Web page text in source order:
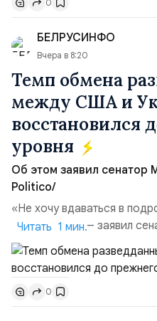
транзакций, которые
объёма всего
поглощений. Крупнейшей ...
0
БЕЛРУСИНФО
Вчера в 8:20
Темп обмена
между США и
восстановился
уровня
Об этом заявил сенатор
Politico/
«Не хочу вдаваться в
улучшилась», — заявил
высокопоставленный член
добавив, что
ракет большой дальности
удары вглубь российской
позиции.Сотрудничество
Читать 1 мин.
0